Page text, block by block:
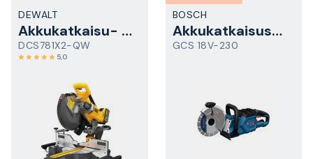
DEWALT
Akkukatkaisu- ja jiirisaha
DCS781X2-QW
5,0
BOSCH
Akkukatkaisusaha
GCS 18V-230